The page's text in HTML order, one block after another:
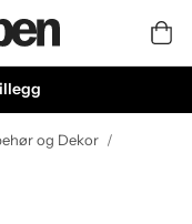
og Dekor /